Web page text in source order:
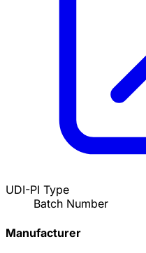
UDI-PI Type
Batch Number
Manufacturer